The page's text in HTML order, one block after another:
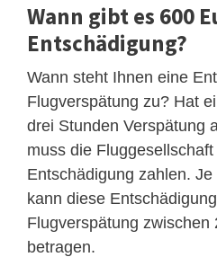
Wann gibt es 600
Entschädigung?
Wann steht Ihnen eine
Flugverspätung zu? Hat
drei Stunden Verspätung
muss die
Entschädigung zahlen.
kann diese
Flugverspätung zwischen
betragen.